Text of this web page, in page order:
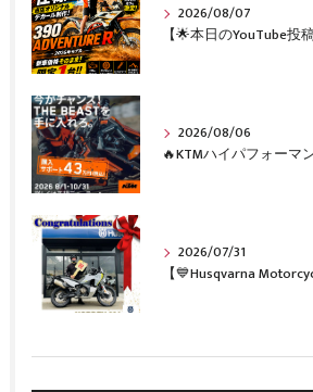
2026/08/07
2026/08/06
2026/07/31